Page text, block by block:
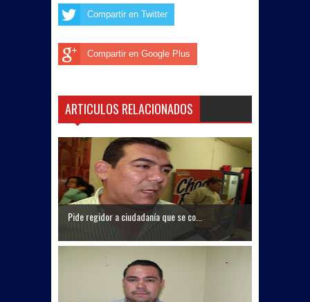
Compartir en Twitter
Compartir en Google Plus
ARTICULOS RELACIONADOS
Pide regidor a ciudadanía que se co...